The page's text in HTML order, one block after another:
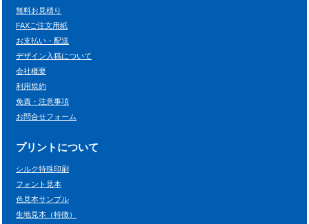
無料お見積り
FAXご注文用紙
お支払い・配送
デザイン入稿について
会社概要
利用規約
免責・注意事項
お問合せフォーム
プリントについて
シルク特殊印刷
フォント見本
色見本サンプル
生地見本（特徴）